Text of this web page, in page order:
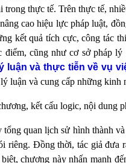
trong thực tế. Trên thực tế,
cao hiệu lực pháp luật,
kết quả tích cực, công tác
điểm, cũng như cơ sở pháp
luận và thực tiễn về vụ
luận và cung cấp những kinh
kết cấu logic, nội dung
tổng quan lịch sử hình thành
riêng. Đồng thời, tác giả đưa
chương này nhấn mạnh